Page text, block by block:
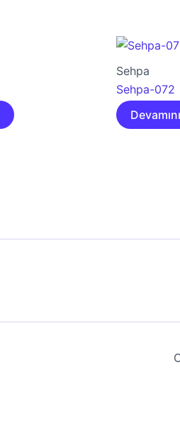
Sehpa
Sehpa-072